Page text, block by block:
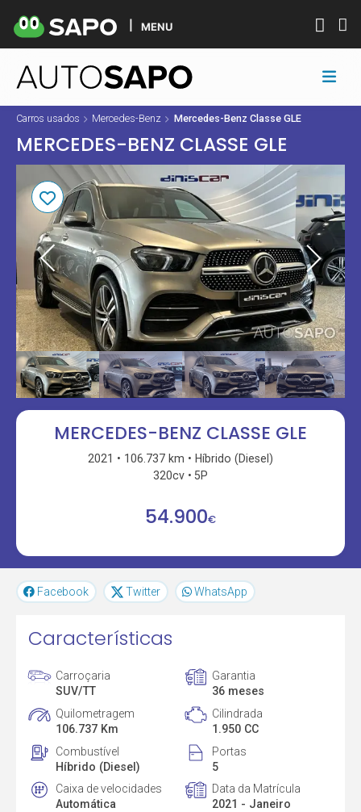
MENU
Carros usados Mercedes-Benz Mercedes-Benz Classe GLE
MERCEDES-BENZ CLASSE GLE
MERCEDES-BENZ CLASSE GLE
2021 106.737 km
Híbrido (Diesel)
320cv
5P
54.900€
Facebook Twitter WhatsApp
Características
Carroçaria
SUV/TT
Garantia
36 meses
Quilometragem
106.737 Km
Cilindrada
1.950 CC
Combustível
Híbrido (Diesel)
Portas
5
Caixa de velocidades
Automática
Data da Matrícula
2021 - Janeiro